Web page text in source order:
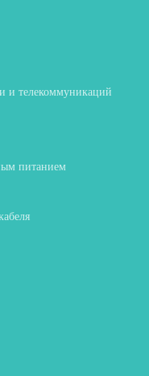
и телекоммуникаций
питанием